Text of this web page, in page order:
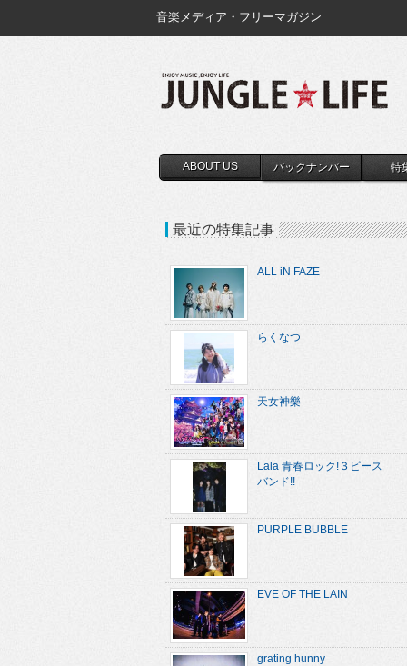
音楽メディア・フリーマガジン
ABOUT US バックナンバー 特
最近の特集記事
ALL iN FAZE
らくなつ
天女神樂
Lala 青春ロック!３ピース
バンド!!
PURPLE BUBBLE
EVE OF THE LAIN
grating hunny